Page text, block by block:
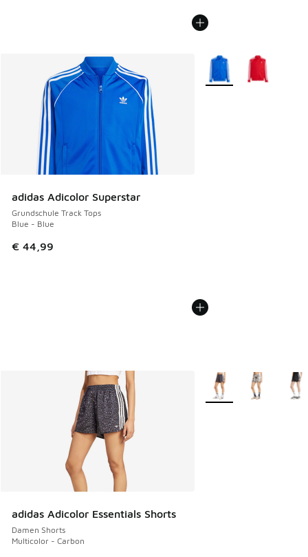
adidas Adicolor Superstar
Grundschule Track Tops
Blue - Blue
€ 44,99
Weitere Farben
adidas Adicolor Essentials Shorts
Damen Shorts
Multicolor - Carbon
Weitere Farben